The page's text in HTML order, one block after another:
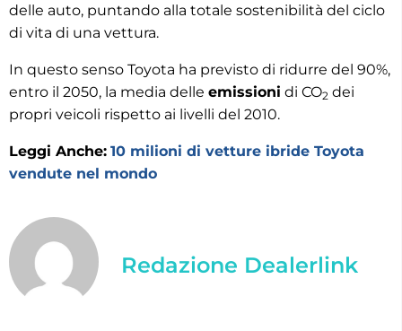
delle auto, puntando alla totale sostenibilità del ciclo
di vita di una vettura.
In questo senso Toyota ha previsto di ridurre del 90%,
entro il 2050, la media delle emissioni di CO2 dei
propri veicoli rispetto ai livelli del 2010.
Leggi Anche: 10 milioni di vetture ibride Toyota
vendute nel mondo
Redazione Dealerlink